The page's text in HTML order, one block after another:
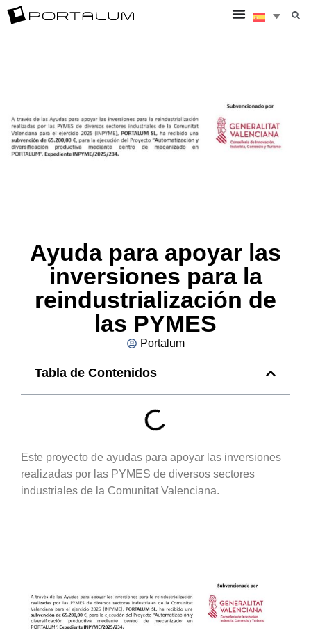
Ayuda para apoyar las
inversiones para la
reindustrialización de
las PYMES
Portalum
Tabla de Contenidos
Este proyecto de ayudas para apoyar las inversiones
realizadas por las PYMES de diversos sectores
industriales de la Comunitat Valenciana.